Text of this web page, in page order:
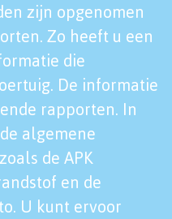
zijn opgenomen
Zo heeft u een
die
De informatie
rapporten. In
algemene
de APK
en de
U kunt ervoor